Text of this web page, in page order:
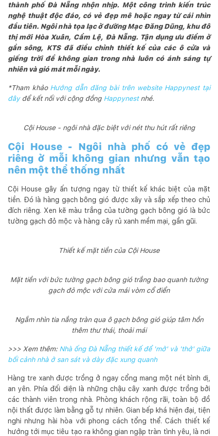
thành phố Đà Nẵng nhộn nhịp. Một công trình kiến trúc
nghệ thuật độc đáo, có vẻ đẹp mê hoặc ngay từ cái nhìn
đầu tiên. Ngôi nhà tọa lạc ở đường Mạc Đăng Dũng, khu đô
thị mới Hòa Xuân, Cẩm Lệ, Đà Nẵng. Tận dụng ưu điểm ở
gần sông, KTS đã điều chỉnh thiết kế của các ô cửa và
giếng trời để không gian trong nhà luôn có ánh sáng tự
nhiên và gió mát mỗi ngày.
*Tham khảo Hướng dẫn đăng bài trên website Happynest tại
đâyđể kết nối với cộng đồng Happynest nhé.
Cội House - ngôi nhà đặc biệt với nét thu hút rất riêng
Cội House - Ngôi nhà phố có vẻ đẹp
riêng ở mỗi không gian nhưng vẫn tạo
nên một thể thống nhất
Cội House gây ấn tượng ngay từ thiết kế khác biệt của mặt
tiền. Đó là hàng gạch bông gió được xây và sắp xếp theo chủ
đích riêng. Xen kẽ màu trắng của tường gạch bông gió là bức
tường gạch đỏ mộc và hàng cây rủ xanh mềm mại, gần gũi.
Thiết kế mặt tiền của Cội House
Mặt tiền với bức tường gạch bông gió trắng bao quanh tường
gạch đỏ mộc với cửa mái vòm cổ điển
Ngắm nhìn tia nắng tràn qua ô gạch bông gió giúp tâm hồn
thêm thư thái, thoải mái
>>> Xem thêm: Nhà ống Đà Nẵng thiết kế để 'mở' và 'thở' giữa
bối cảnh nhà ở san sát và dày đặc xung quanh
Hàng tre xanh được trồng ở ngay cổng mang một nét bình dị,
an yên. Phía đối diện là những chậu cây xanh được trồng bởi
các thành viên trong nhà. Phòng khách rộng rãi, toàn bộ đồ
nội thất được làm bằng gỗ tự nhiên. Gian bếp khá hiện đại, tiện
nghi nhưng hài hòa với phong cách tổng thể. Cách thiết kế
hướng tới mục tiêu tạo ra không gian ngập tràn tình yêu, là nơi